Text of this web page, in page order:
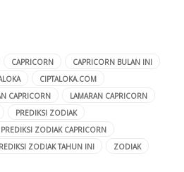
CAPRICORN
CAPRICORN BULAN INI
CIPTALOKA.COM
CAPRICORN
LAMARAN CAPRICORN
PREDIKSI ZODIAK
PREDIKSI ZODIAK CAPRICORN
ZODIAK TAHUN INI ZODIAK